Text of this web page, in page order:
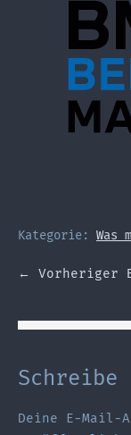
Kategorie: Was
← Vorheriger
Schreibe
Deine E-Mail-